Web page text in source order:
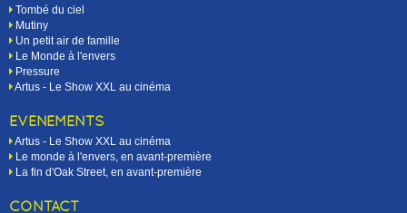
Tombé du ciel
Mutiny
Un petit air de famille
Le Monde à l'envers
Pressure
Artus - Le Show XXL au cinéma
EVÉNEMENTS
Artus - Le Show XXL au cinéma
Le monde à l'envers, en avant-première
La fin d'Oak Street, en avant-première
CONTACT